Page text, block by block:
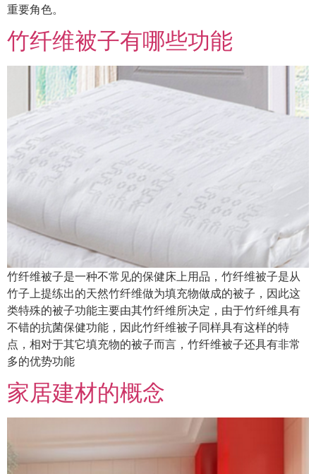
重要角色。
竹纤维被子有哪些功能
竹纤维被子是一种不常见的保健床上用品，竹纤维被子是从
竹子上提练出的天然竹纤维做为填充物做成的被子，因此这
类特殊的被子功能主要由其竹纤维所决定，由于竹纤维具有
不错的抗菌保健功能，因此竹纤维被子同样具有这样的特
点，相对于其它填充物的被子而言，竹纤维被子还具有非常
多的优势功能
家居建材的概念